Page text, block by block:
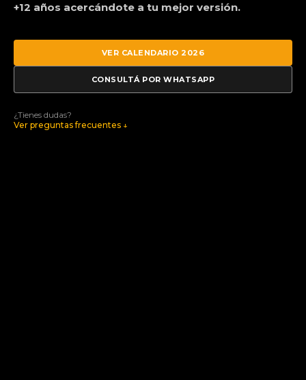
+12 años acercándote a tu mejor versión.
VER CALENDARIO 2026
CONSULTÁ POR WHATSAPP
¿Tienes dudas?
Ver preguntas frecuentes ↓